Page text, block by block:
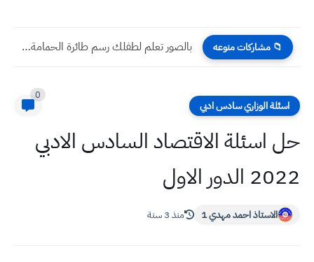
📁 مشاركات منوعه بالصور تعلم لطفلك رسم منظر طبيعي نهر ومياه بسهولة للكبار...
اسئلة الوزاري سادس ادبي
0
حل اسئلة الاقتصاد السادس الادبي
2022 الدور الاول
الاستاذ احمد مهدي 1 منذ 3 سنة